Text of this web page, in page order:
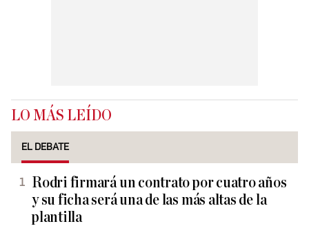
LO MÁS LEÍDO
EL DEBATE
Rodri firmará un contrato por cuatro años
y su ficha será una de las más altas de la
plantilla